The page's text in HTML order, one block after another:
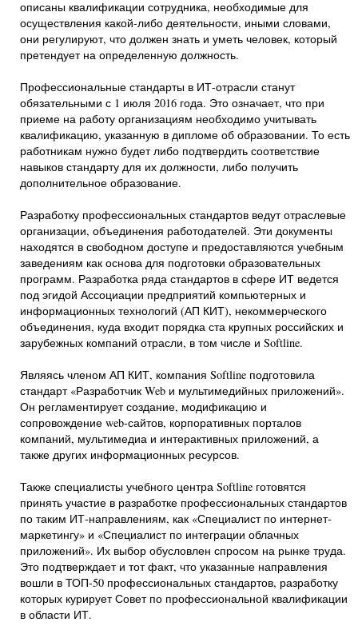
описаны квалификации сотрудника, необходимые для
осуществления какой-либо деятельности, иными словами,
они регулируют, что должен знать и уметь человек, который
претендует на определенную должность.
Профессиональные стандарты в ИТ-отрасли станут
обязательными с 1 июля 2016 года. Это означает, что при
приеме на работу организациям необходимо учитывать
квалификацию, указанную в дипломе об образовании. То есть
работникам нужно будет либо подтвердить соответствие
навыков стандарту для их должности, либо получить
дополнительное образование.
Разработку профессиональных стандартов ведут отраслевые
организации, объединения работодателей. Эти документы
находятся в свободном доступе и предоставляются учебным
заведениям как основа для подготовки образовательных
программ. Разработка ряда стандартов в сфере ИТ ведется
под эгидой Ассоциации предприятий компьютерных и
информационных технологий (АП КИТ), некоммерческого
объединения, куда входит порядка ста крупных российских и
зарубежных компаний отрасли, в том числе и Softline.
Являясь членом АП КИТ, компания Softline подготовила
стандарт «Разработчик Web и мультимедийных приложений».
Он регламентирует создание, модификацию и
сопровождение web-сайтов, корпоративных порталов
компаний, мультимедиа и интерактивных приложений, а
также других информационных ресурсов.
Также специалисты учебного центра Softline готовятся
принять участие в разработке профессиональных стандартов
по таким ИТ-направлениям, как «Специалист по интернет-
маркетингу» и «Специалист по интеграции облачных
приложений». Их выбор обусловлен спросом на рынке труда.
Это подтверждает и тот факт, что указанные направления
вошли в ТОП-50 профессиональных стандартов, разработку
которых курирует Совет по профессиональной квалификации
в области ИТ.